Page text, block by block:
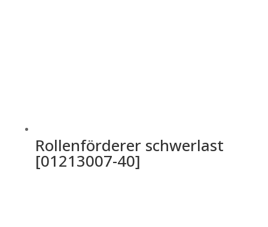
Rollenförderer schwerlast
[01213007-40]